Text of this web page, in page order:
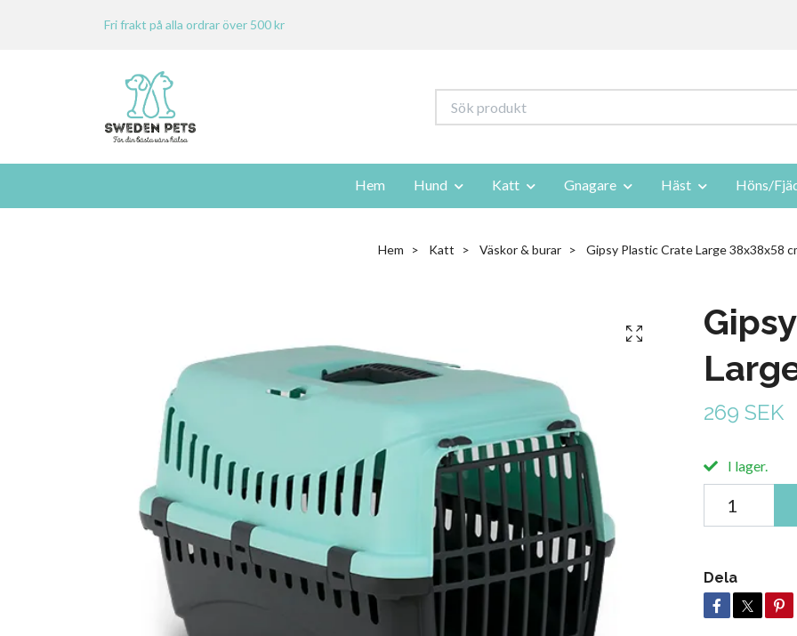
Fri frakt på alla ordrar över 500 kr
Hem Hund Katt Gnagare Häst Höns/
Hem Katt Väskor & burar Gipsy Plastic Crate Large 38x38x58
269 SEK
I lager.
Dela